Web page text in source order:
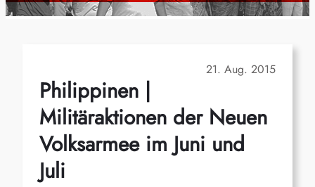
21. Aug. 2015
Philippinen |
Militäraktionen der Neuen
Volksarmee im Juni und
Juli